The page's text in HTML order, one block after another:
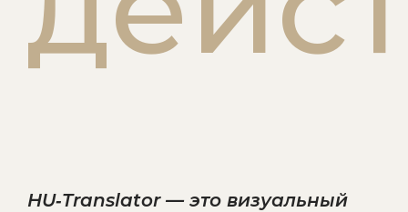
HU‑Translator — это визуальный